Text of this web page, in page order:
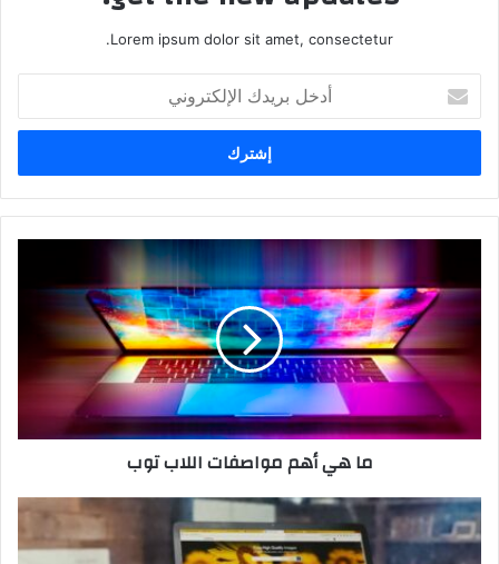
Lorem ipsum dolor sit amet, consectetur.
بريدك
الإلكتروني
ما هي أهم مواصفات اللاب توب